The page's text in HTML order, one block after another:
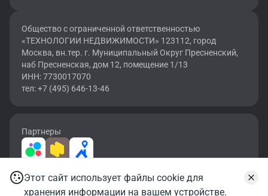
Общество с ограниченной ответственностью
«ТЕХНОЛОГИИ НЕДВИЖИМОСТИ» 123112, город
Москва, вн.тер. г. Муниципальный Округ Пресненский,
наб Пресненская, дом 12, помещение 1/13
ИНН: 7730017070
тел: +7 (495) 646-13-46
Партнеры
2026 © OF.RU | Все права защищены.
Карта сайтаУсловия использования
Этот сайт использует файлы cookie для
хранения информации на вашем устройстве.